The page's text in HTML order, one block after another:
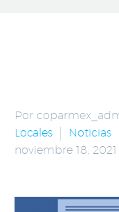
Por
Locales
Noticias
noviembre 18, 2021